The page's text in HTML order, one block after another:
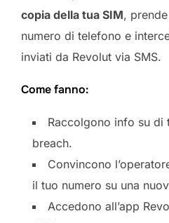
copia della tua SIM,
numero di telefono e
inviati da Revolut via SMS.
Come fanno:
Raccolgono info su di
breach.
Convincono
il tuo numero su una
Accedono all’app